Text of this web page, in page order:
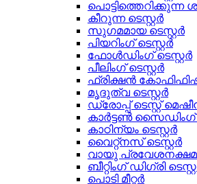
പൊട്ടിത്തെറിക്കുന്ന
കീറുന്ന ടെസ്റ്റർ
സുഗമമായ ടെസ്റ്റർ
പിയറിംഗ് ടെസ്റ്റർ
ഫോൾഡിംഗ് ടെസ്റ്റർ
പീലിംഗ് ടെസ്റ്റർ
ഫ്രിക്ഷൻ
മൃദുത്വ ടെസ്റ്റർ
ഡ്രോപ്പ് ടെസ്റ്റ്
കാർട്ടൺ സൈഡിംഗ്
കാഠിന്യം ടെസ്റ്റർ
വൈറ്റ്നസ് ടെസ്റ്റർ
വായു പ്രവേശനക്ഷമത
ബീറ്റിംഗ് ഡിഗ്രി
പൊടി മീറ്റർ